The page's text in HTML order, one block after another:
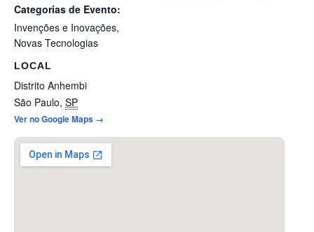
Categorias de Evento:
Invenções e Inovações,
Novas Tecnologias
LOCAL
Distrito Anhembi
São Paulo, SP
Ver no Google Maps →